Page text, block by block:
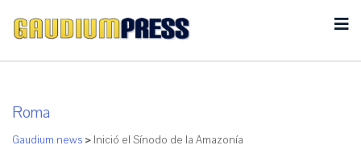
Roma
Gaudium news > Inició el Sínodo de la Amazonía